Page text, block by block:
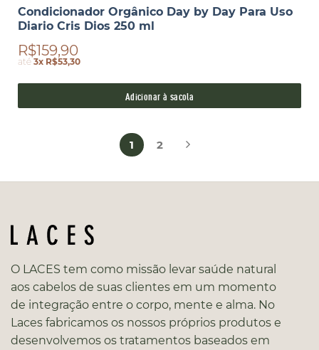
Condicionador Orgânico Day by Day Para Uso
Diario Cris Dios 250 ml
R$159,90
até3x R$53,30
Adicionar à sacola
1 2
O LACES tem como missão levar saúde natural
aos cabelos de suas clientes em um momento
de integração entre o corpo, mente e alma. No
Laces fabricamos os nossos próprios produtos e
desenvolvemos os tratamentos baseados em